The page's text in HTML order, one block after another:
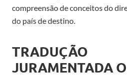
compreensão de conceitos do
do país de destino.
TRADUÇÃO
JURAMENTADA